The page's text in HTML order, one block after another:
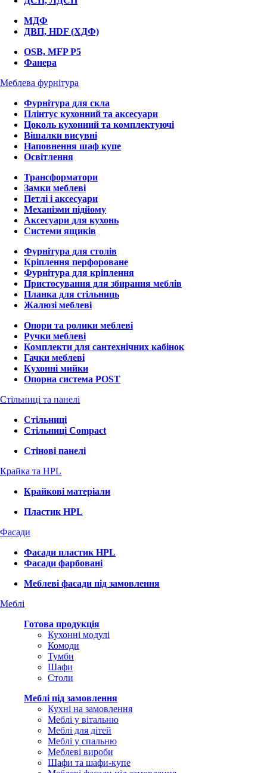
МДФ
ДВП, HDF (ХДФ)
OSB, MFP P5
Фанера
Меблева фурнітура
Фурнітура для скла
Плінтус кухонний та аксесуари
Цоколь кухонний та комплектуючі
Вішалки висувні
Наповнення шаф купе
Освітлення
Трансформатори
Замки меблеві
Петлі і аксесуари
Механізми підйому
Аксесуари для кухонь
Системи ящиків
Фурнітура для столів
Кріплення перфороване
Фурнітура для кріплення
Пристосування для збирання меблів
Планка для стільниць
Жалюзі меблеві
Опори та ролики меблеві
Ручки меблеві
Комплекти для сантехнічних кабінок
Гачки меблеві
Кухонні мийки
Опорна система POST
Стільниці та панелі
Стільниці
Стільниці Compact
Стінові панелі
Крайка та HPL
Крайкові матеріали
Пластик HPL
Фасади
Фасади пластик HPL
Фасади фарбовані
Меблеві фасади під замовлення
Меблі
Готова продукція
Кухонні модулі
Комоди
Тумби
Шафи
Столи
Меблі під замовлення
Кухні на замовлення
Меблі у вітальню
Меблі для дітей
Меблі у спальню
Меблеві вироби
Шафи та шафи-купе